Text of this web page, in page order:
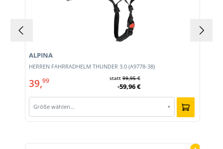
HERREN FAHRRADHELM THUNDER 3.0 (A9778-38)
ALPINA
39,99 statt99,95 €
-59,96 €
Größe wählen… ▾